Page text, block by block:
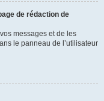
de rédaction de
messages et de les
le panneau de l’utilisateur